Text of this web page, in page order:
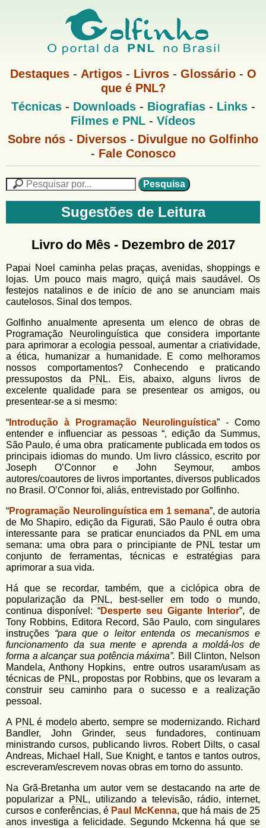
Pular
para
o
principal
G
f
i
n
h
o
M
u
Destaques- Artigos- Livros- Glossário- O
que é PNL?
M
e
P
Técnicas- Downloads- Biografias- Links-
Filmes e PNL - Vídeos
G
n
u
Sobre nós - Diversos - Divulgue no Golfinho
- Fale Conosco
F
u
l
á
r
i
o
d
e
b
u
s
c
a
e
a
n
o
G
o
l
f
i
n
h
o
Sugestões de Leitura
Livro do Mês - Dezembro de 2017
Papai Noel caminha pelas praças, avenidas, shoppings e
lojas. Um pouco mais magro, quiçá mais saudável. Os
festejos natalinos e de início de ano se anunciam mais
cautelosos. Sinal dos tempos.
Golfinho anualmente apresenta um elenco de obras de
Programação Neurolinguística que considera importante
para aprimorar aecologia pessoal, aumentar a criatividade,
a ética, humanizar a humanidade. E como melhoramos
nossos comportamentos? Conhecendo e praticando
pressupostos da PNL. Eis, abaixo, alguns livros de
excelente qualidade para se presentear os amigos, ou
presentear-se a si mesmo:
“ Introdução à Programação Neurolinguística” - Como
entender e influenciar as pessoas “, edição da Summus,
São Paulo, é uma obra praticamente publicada em todos os
principais idiomas do mundo. Um livro clássico, escrito por
Joseph O’Connor e John Seymour, ambos
autores/coautores de livros importantes, diversos publicados
no Brasil. O’Connor foi, aliás, entrevistado por Golfinho.
“Programação Neurolinguística em 1 semana”, de autoria
de Mo Shapiro, edição da Figurati, São Paulo é outra obra
interessante para se praticar enunciados da PNL em uma
semana: uma obra para o principiante de PNL testar um
conjunto de ferramentas, técnicas e estratégias para
aprimorar a sua vida.
Há que se recordar, também, que a ciclópica obra de
popularização da
PNL, best-seller em todo o mundo,
continua disponível: “Desperte seu Gigante Interior”, de
Tony Robbins, Editora Record, São Paulo, com singulares
instruções “para que o leitor entenda os mecanismos e
funcionamento da sua mente e aprenda a moldá-los de
forma a alcançar sua potência máxima”. Bill Clinton, Nelson
Mandela, Anthony Hopkins, entre outros usaram/usam as
técnicas de PNL, propostas por Robbins, que os levaram a
construir seu caminho para o sucesso e a realização
pessoal.
A PNLé modeloaberto, sempre se modernizando. Richard
Bandler, John Grinder, seus fundadores, continuam
ministrando cursos, publicando livros. Robert Dilts, o casal
Andreas, Michael Hall, Sue Knight, e tantos e tantos outros,
escreveram/escrevem novas obras em torno do assunto.
Na Grã-Bretanha um autor vem se destacando na arte de
popularizar a
PNL, utilizando a televisão, rádio, internet,
cursos e conferências, é Paul McKenna, que há mais de 25
anos investiga a felicidade. Segundo Mckenna há que se